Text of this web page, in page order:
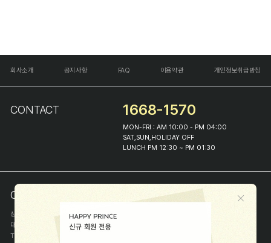
회사소개 공지사항 FAQ 이용약관 개인정보취급방침
CONTACT 1668-1570
MON-FRI : AM 10:00 - PM 04:00
SAT,SUN,HOLIDAY OFF
LUNCH PM 12:30 ~ PM 01:30
COMPANY INFO
상호
(주)해피프린스
대표
이화진
TEL